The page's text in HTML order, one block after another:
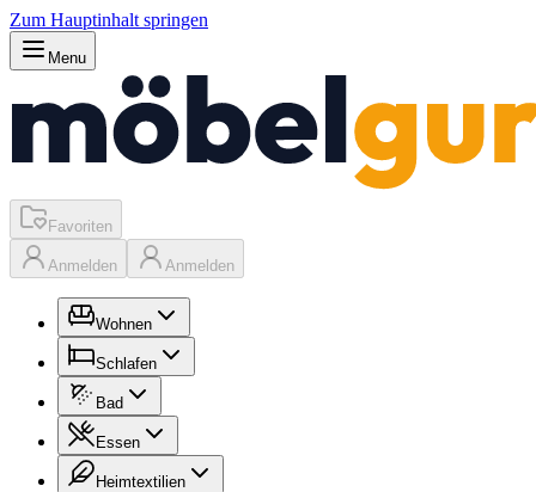
Zum Hauptinhalt springen
Menu
Favoriten
Anmelden Anmelden
Wohnen
Schlafen
Bad
Essen
Heimtextilien